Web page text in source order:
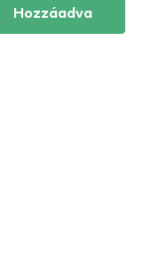
Hozzáadva